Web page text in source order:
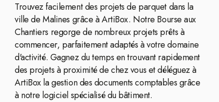
Trouvez facilement des projets de parquet dans la
ville de Malines grâce à ArtiBox. Notre Bourse aux
Chantiers regorge de nombreux projets prêts à
commencer, parfaitement adaptés à votre domaine
d'activité. Gagnez du temps en trouvant rapidement
des projets à proximité de chez vous et déléguez à
ArtiBox la gestion des documents comptables grâce
à notre logiciel spécialisé du bâtiment.